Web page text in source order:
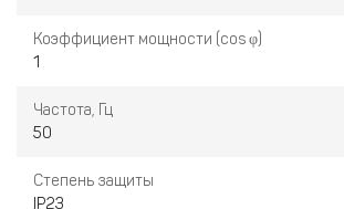
Коэффициент мощности (cos φ)
1
Частота, Гц
50
Степень защиты
IP23